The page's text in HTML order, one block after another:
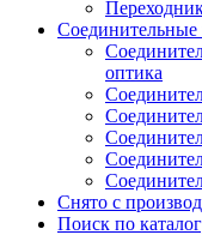
оптика
Снято с
Поиск по